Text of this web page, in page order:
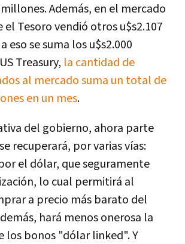
Además, en el mercado
el Tesoro vendió otros u$s2.107
eso se suma los u$s2.000
Treasury, la cantidad de
al mercado suma un total de
en un mes.
del gobierno, ahora parte
recuperará, por varias vías:
el dólar, que seguramente
lo cual permitirá al
a precio más barato del
hará menos onerosa la
los bonos "dólar linked". Y